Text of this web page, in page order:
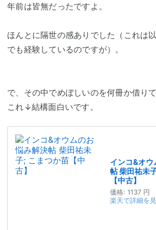
年前は皆無だったですよ。
ほんとに隔世の感ありでした（これは
でも経験しているのですが）。
で、その中でめぼしいのを何冊か借り
これ↓結構面白いです。
インコ&オ
帖 柴田祐未
【中古】
価格: 1137 円
楽天で詳細を